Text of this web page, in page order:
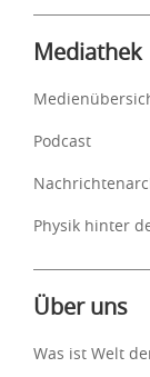
Mediathek
Podcast
Physik hinter
Über uns
Was ist Welt